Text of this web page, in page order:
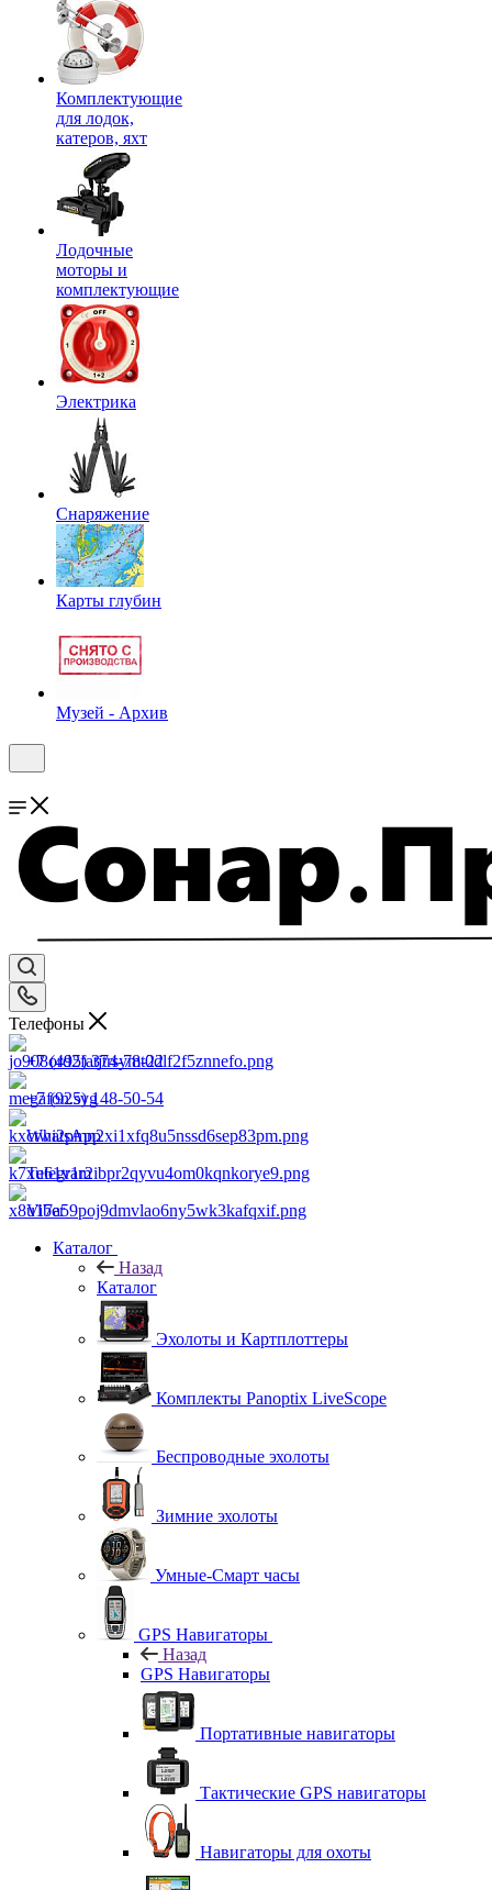
Комплектующие
для лодок,
катеров, яхт
Лодочные
моторы и
комплектующие
Электрика
Снаряжение
Карты глубин
Музей - Архив
Телефоны
+7 (495) 374-78-22
+7 (925) 148-50-54
WhatsApp
Telegram
Viber
Каталог
Назад
Каталог
Эхолоты и Картплоттеры
Комплекты Panoptix LiveScope
Беспроводные эхолоты
Зимние эхолоты
Умные-Смарт часы
GPS Навигаторы
Назад
GPS Навигаторы
Портативные навигаторы
Тактические GPS навигаторы
Навигаторы для охоты